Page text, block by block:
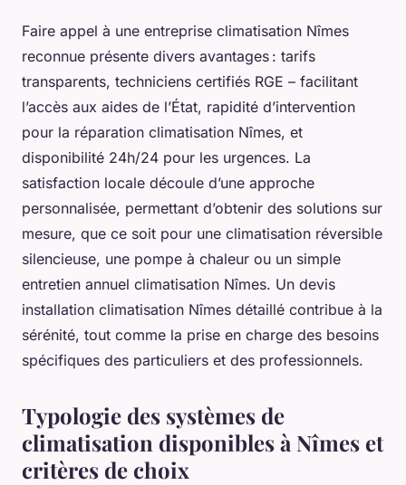
Faire appel à une entreprise climatisation Nîmes
reconnue présente divers avantages : tarifs
transparents, techniciens certifiés RGE – facilitant
l’accès aux aides de l’État, rapidité d’intervention
pour la réparation climatisation Nîmes, et
disponibilité 24h/24 pour les urgences. La
satisfaction locale découle d’une approche
personnalisée, permettant d’obtenir des solutions sur
mesure, que ce soit pour une climatisation réversible
silencieuse, une pompe à chaleur ou un simple
entretien annuel climatisation Nîmes. Un devis
installation climatisation Nîmes détaillé contribue à la
sérénité, tout comme la prise en charge des besoins
spécifiques des particuliers et des professionnels.
Typologie des systèmes de
climatisation disponibles à Nîmes et
critères de choix